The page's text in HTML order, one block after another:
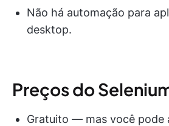
Não há automação para
desktop.
Preços do
Gratuito — mas você pode